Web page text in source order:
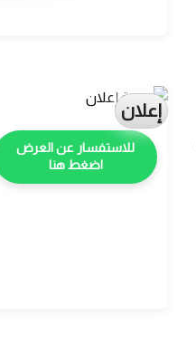
إعلان
للاستفسار عن العرض
اضغط هنا